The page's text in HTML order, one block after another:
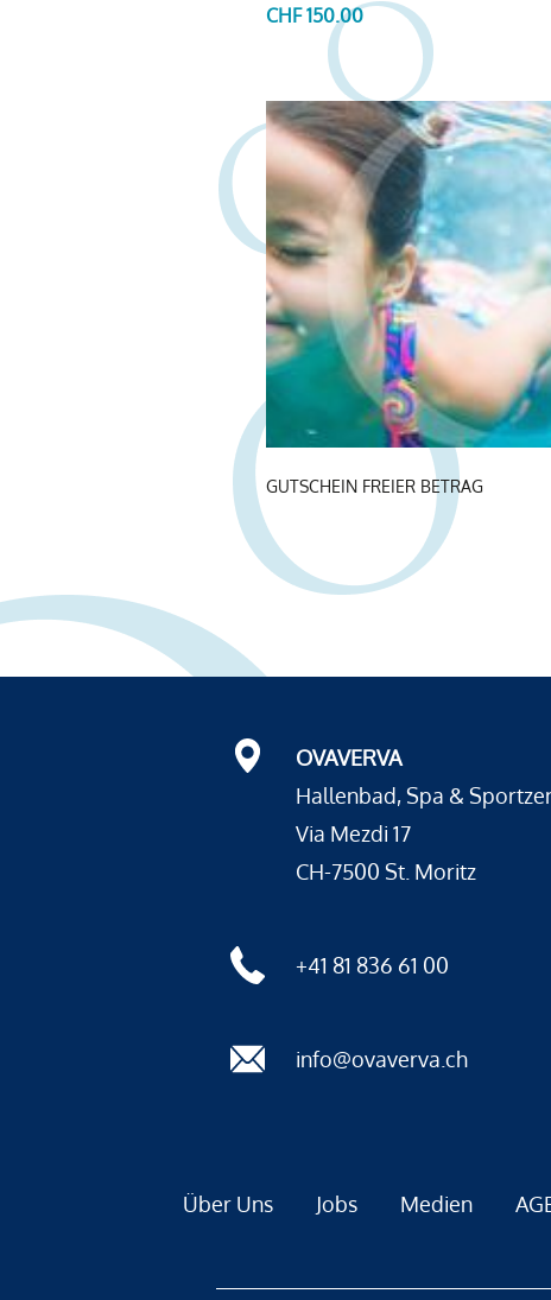
CHF 150.00
GUTSCHEIN FREIER BETRAG
OVAVERVA
Hallenbad, Spa &
Via Mezdi 17
CH-7500 St. Moritz
+41 81 836 61 00
info@ovaverva.ch
Über Uns Jobs Medien